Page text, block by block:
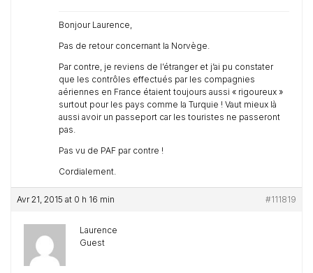
Bonjour Laurence,
Pas de retour concernant la Norvège.
Par contre, je reviens de l’étranger et j’ai pu constater
que les contrôles effectués par les compagnies
aériennes en France étaient toujours aussi « rigoureux »
surtout pour les pays comme la Turquie ! Vaut mieux là
aussi avoir un passeport car les touristes ne passeront
pas.
Pas vu de PAF par contre !
Cordialement.
Avr 21, 2015 at 0 h 16 min #111819
Laurence
Guest